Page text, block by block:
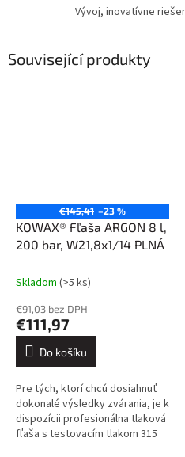
Vývoj, inovatívne
Související produkty
€145,41 –23 %
KOWAX® Fľaša ARGON 8 l,
200 bar, W21,8x1/14 PLNÁ
Skladom (>5 ks)
€91,03 bez DPH
€111,97
Do košíku
Pre tých, ktorí chcú dosiahnuť
dokonalé výsledky zvárania, je k
dispozícii profesionálna tlaková
fľaša s testovacím tlakom 315